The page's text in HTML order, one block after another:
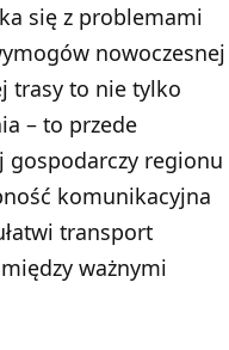
się z problemami
nowoczesnej
trasy to nie tylko
– to przede
gospodarczy regionu
komunikacyjna
transport
ważnymi